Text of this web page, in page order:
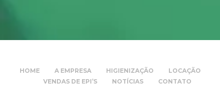
HOME A EMPRESA HIGIENIZAÇÃO
LOCAÇÃO
VENDAS DE EPI’S
NOTÍCIAS CONTATO